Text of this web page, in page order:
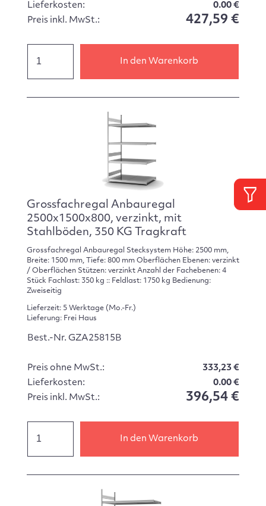
Lieferkosten:
0.00 €
Preis inkl. MwSt.:
427,59 €
In den Warenkorb
Grossfachregal Anbauregal
2500x1500x800, verzinkt, mit
Stahlböden, 350 KG Tragkraft
Grossfachregal Anbauregal Stecksystem Höhe: 2500 mm,
Breite: 1500 mm, Tiefe: 800 mm Oberflächen Ebenen: verzinkt
/ Oberflächen Stützen: verzinkt Anzahl der Fachebenen: 4
Stück Fachlast: 350 kg :: Feldlast: 1750 kg Bedienung:
Zweiseitig
Lieferzeit: 5 Werktage (Mo.-Fr.)
Lieferung: Frei Haus
Best.-Nr. GZA25815B
Preis ohne MwSt.:
333,23 €
Lieferkosten:
0.00 €
Preis inkl. MwSt.:
396,54 €
In den Warenkorb